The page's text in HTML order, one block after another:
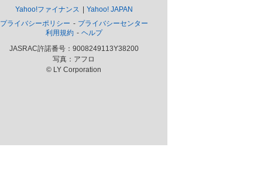
Yahoo!ファイナンス
Yahoo! JAPAN
プライバシーポリシー
プライバシーセンター
利用規約
ヘルプ
JASRAC許諾番号：9008249113Y38200
写真：アフロ
© LY Corporation